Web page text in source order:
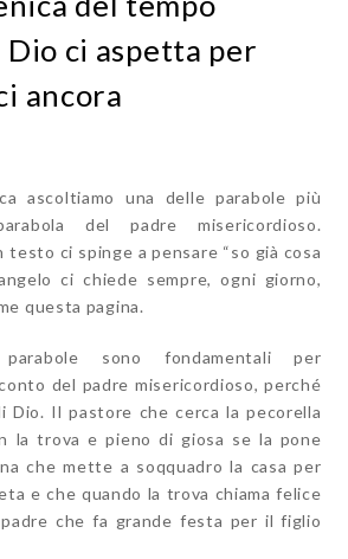
ci aspetta per
ancora
ascoltiamo una delle parabole più
del padre misericordioso.
testo ci spinge a pensare “so già cosa
ci chiede sempre, ogni giorno,
questa pagina.
sono fondamentali per
del padre misericordioso, perché
Dio. Il pastore che cerca la pecorella
la trova e pieno di giosa se la pone
che mette a soqquadro la casa per
e che quando la trova chiama felice
che fa grande festa per il figlio